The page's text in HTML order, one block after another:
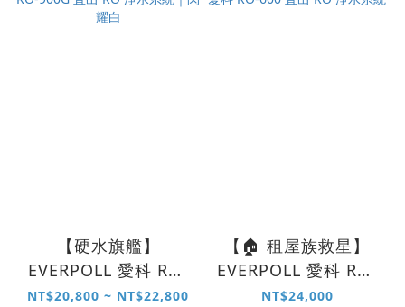
【硬水旗艦】
EVERPOLL 愛科 RO-
900G 直出 RO 淨水系
NT$20,800 ~ NT$22,800
【🏠 租屋族救星】
EVERPOLL 愛科 RO-
600 直出 RO 淨水系
NT$24,000